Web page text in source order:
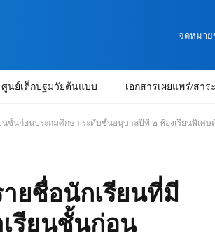
จดหมาย
ศูนย์เด็กปฐมวัยต้นแบบ เอกสารเผยแพร่/สาร
ยนชั้นก่อนประถมศึกษา ระดับชั้นอนุบาลปีที่ ๒ ห้องเรียนพิ
ายชื่อนักเรียนที่มี
เรียนชั้นก่อน